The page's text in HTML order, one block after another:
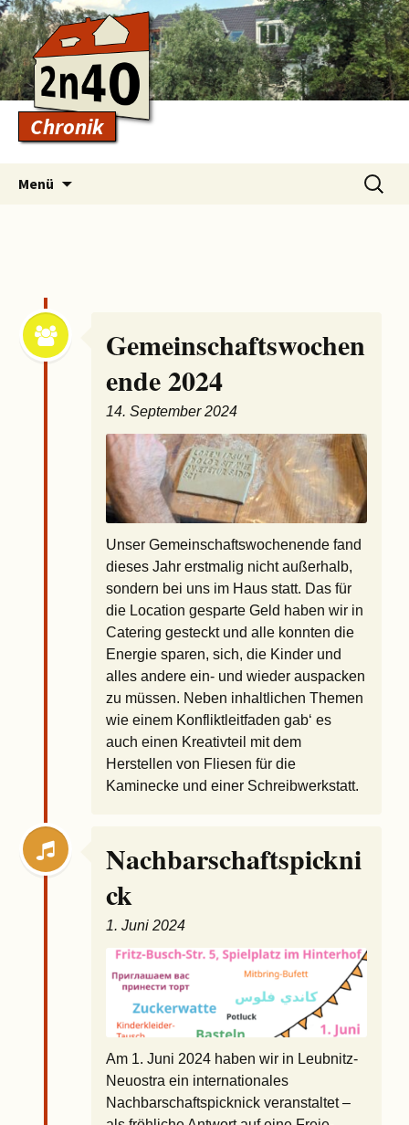
Chronik
Menü
Suchen
nach:
Gemeinschaftswochen
ende 2024
14. September 2024
Unser Gemeinschaftswochenende fand
dieses Jahr erstmalig nicht außerhalb,
sondern bei uns im Haus statt. Das für
die Location gesparte Geld haben wir in
Catering gesteckt und alle konnten die
Energie sparen, sich, die Kinder und
alles andere ein- und wieder auspacken
zu müssen. Neben inhaltlichen Themen
wie einem Konfliktleitfaden gab‘ es
auch einen Kreativteil mit dem
Herstellen von Fliesen für die
Kaminecke und einer Schreibwerkstatt.
Nachbarschaftspickni
ck
1. Juni 2024
Am 1. Juni 2024 haben wir in Leubnitz-
Neuostra ein internationales
Nachbarschaftspicknick veranstaltet –